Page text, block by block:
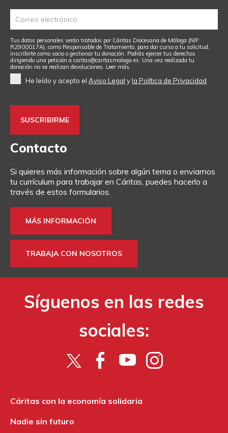
Tus datos personales serán tratados por Cáritas Diocesana de Málaga (NIF:
R2900017A), como Responsable de Tratamiento, para dar curso a tu solicitud,
inscribirte como socio o gestionar tu donación. Podrás ejercer tus derechos
dirigiendo una petición a caritas@caritasmalaga.es. Una vez realizada tu
donación no se realizan devoluciones. Leer más.
He leído y acepto el Aviso Legal yla Política de Privacidad
Contacto
Si quieres más información sobre algún tema o enviarnos
tu currículum para trabajar en Cáritas, puedes hacerlo a
través de estos formularios.
MÁS INFORMACIÓN
TRABAJA CON NOSOTROS
Síguenos en las redes
sociales:
Cáritas con la economía solidaria
Nadie sin futuro